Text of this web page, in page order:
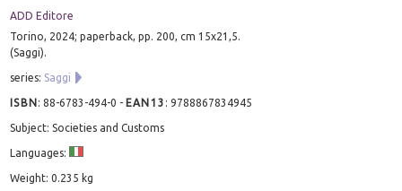
ADD Editore
Torino, 2024; paperback, pp. 200, cm 15x21,5.
(Saggi).
series: Saggi
ISBN:88-6783-494-0 - EAN13 :9788867834945
Subject: Societies and Customs
Languages:
Weight: 0.235 kg